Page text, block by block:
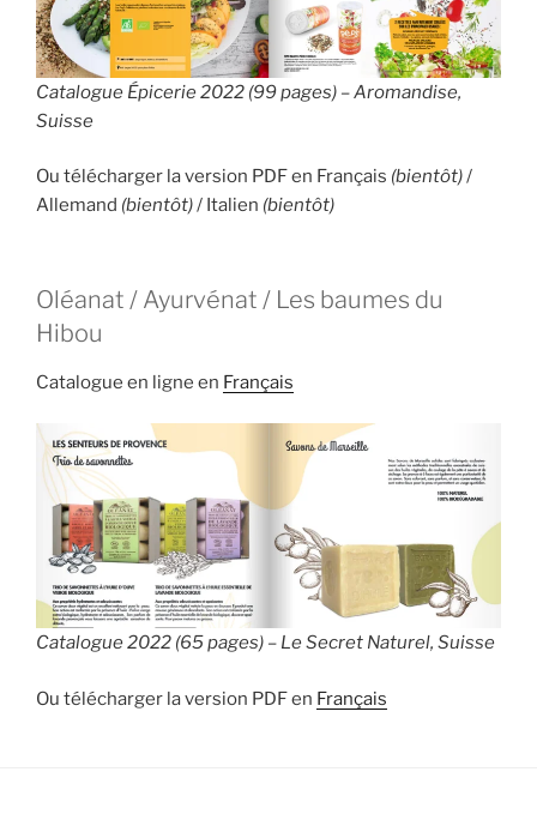
Catalogue Épicerie 2022 (99 pages) – Aromandise,
Suisse
Ou télécharger la version PDF en Français (bientôt)/
Allemand (bientôt)/ Italien (bientôt)
Oléanat / Ayurvénat / Les baumes du
Hibou
Catalogue en ligne en Français
Catalogue 2022 (65 pages) – Le Secret Naturel, Suisse
Ou télécharger la version PDF en Français